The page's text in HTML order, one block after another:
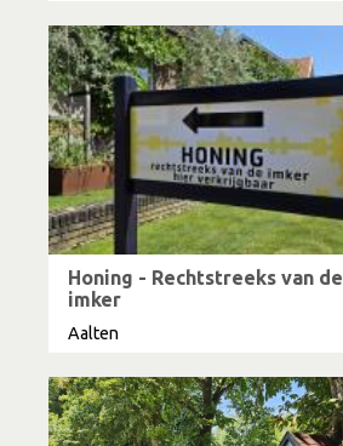
Honing - Rechtstreeks van de
imker
Aalten